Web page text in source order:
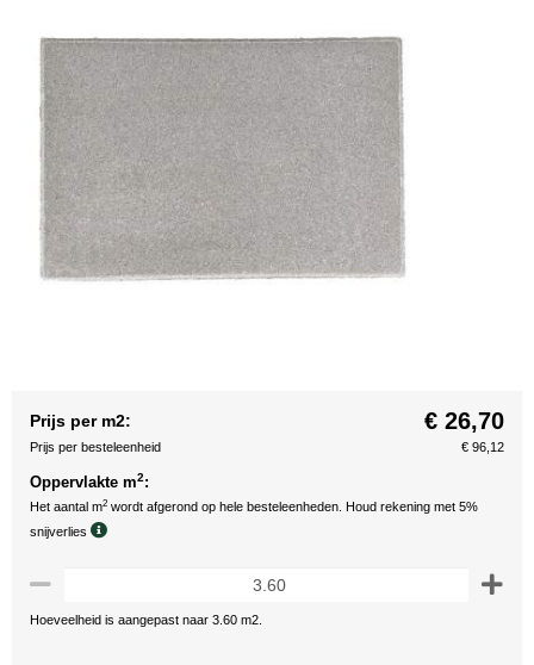
Prijs per m2: € 26,70
Prijs per besteleenheid € 96,12
Oppervlakte m2:
Het aantal m2 wordt afgerond op hele besteleenheden. Houd rekening met 5%
snijverlies
Hoeveelheid is aangepast naar 3.60 m2.